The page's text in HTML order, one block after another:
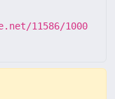
11586/1000